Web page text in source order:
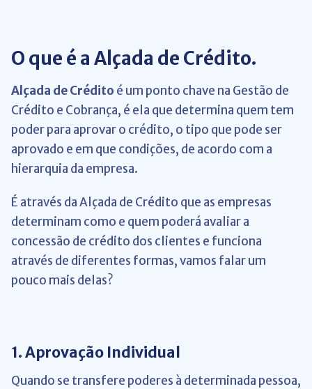
O que é a Alçada de Crédito.
Alçada de Crédito é um ponto chave na Gestão de
Crédito e Cobrança, é ela que determina quem tem
poder para aprovar o crédito, o tipo que pode ser
aprovado e em que condições, de acordo com a
hierarquia da empresa.
É através da Alçada de Crédito que as empresas
determinam como e quem poderá avaliar a
concessão de crédito dos clientes e funciona
através de diferentes formas, vamos falar um
pouco mais delas?
1. Aprovação Individual
Quando se transfere poderes à determinada pessoa,